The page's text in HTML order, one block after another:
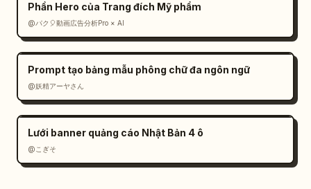
trung tính ấm áp và đổ bóng chân thực. Đảm
bảo tất cả văn bản giao diện người dùng hiển
thị đều dễ đọc, không có nhãn phụ ngẫu nhiên,
không có hình mờ và không có chrome trình
duyệt.
Phần Hero của Trang đích Mỹ phẩm
@パク🎈動画広告分析Pro × AI
Prompt tạo bảng mẫu phông chữ đa ngôn ngữ
@妖精アーヤさん
Lưới banner quảng cáo Nhật Bản 4 ô
@こぎそ